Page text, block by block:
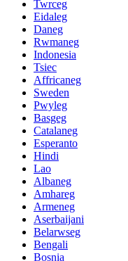
Twrceg
Eidaleg
Daneg
Rwmaneg
Indonesia
Tsiec
Affricaneg
Sweden
Pwyleg
Basgeg
Catalaneg
Esperanto
Hindi
Lao
Albaneg
Amhareg
Armeneg
Aserbaijani
Belarwseg
Bengali
Bosnia